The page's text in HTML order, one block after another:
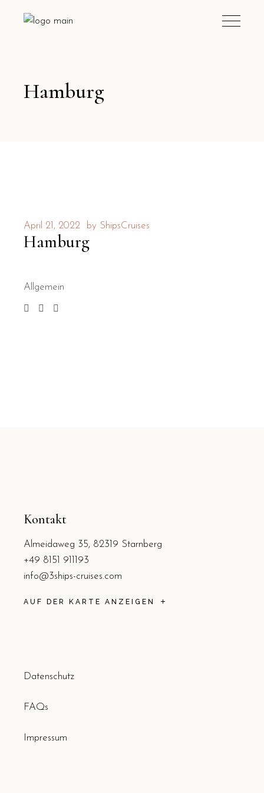
Hamburg
April 21, 2022 by ShipsCruises
Hamburg
Allgemein
Kontakt
Almeidaweg 35, 82319 Starnberg
+49 8151 911193
info@3ships-cruises.com
AUF DER KARTE ANZEIGEN
Datenschutz
FAQs
Impressum